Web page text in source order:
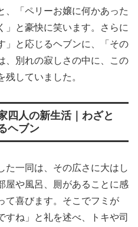
、「ペリーお嬢に何かあった
」と豪快に笑います。さらに
」と応じるヘブンに、「その
、別れの寂しさの中に、この
していました。
四人の新生活｜わざと
ヘブン
た一同は、その広さに大はし
屋や風呂、厠があることに感
て喜びます。そこでフミが
すね」と礼を述べ、トキや司